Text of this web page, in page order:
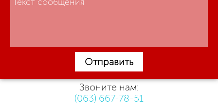
Отправить
Звоните нам:
(063) 667-78-51